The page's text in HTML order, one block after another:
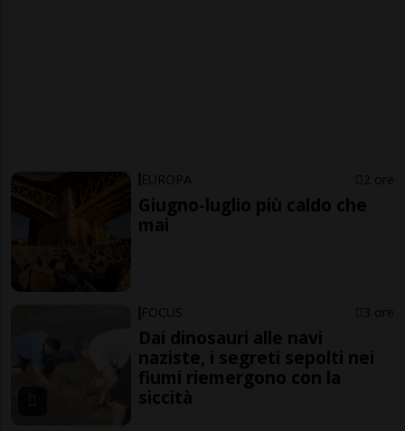
EUROPA 2 ore
Giugno-luglio più caldo che
mai
FOCUS 3 ore
Dai dinosauri alle navi
naziste, i segreti sepolti nei
fiumi riemergono con la
siccità